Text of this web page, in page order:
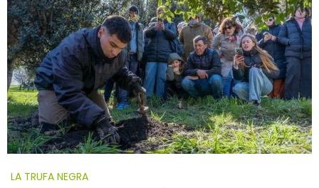
LA TRUFA NEGRA